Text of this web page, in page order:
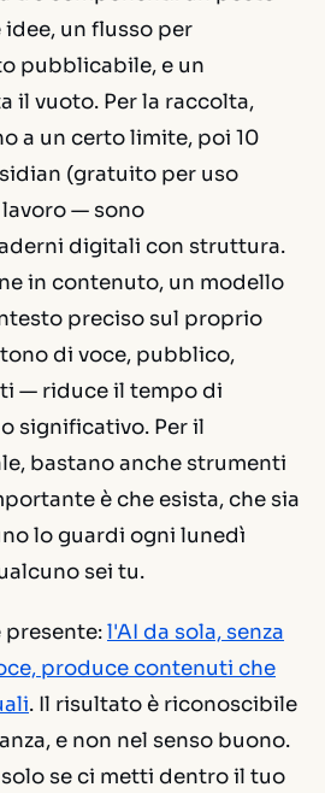
un flusso per
pubblicabile, e un
il vuoto. Per la raccolta,
a un certo limite, poi 10
(gratuito per uso
— sono
digitali con struttura.
in contenuto, un modello
preciso sul proprio
di voce, pubblico,
— riduce il tempo di
significativo. Per il
bastano anche strumenti
è che esista, che sia
lo guardi ogni lunedì
sei tu.
presente:l'AI da sola, senza
produce contenuti che
. Il risultato è riconoscibile
e non nel senso buono.
se ci metti dentro il tuo